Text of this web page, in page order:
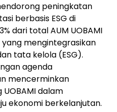
peningkatan
berbasis ESG di
dari total AUM UOBAMI
mengintegrasikan
tata kelola (ESG).
agenda
mencerminkan
dalam
ekonomi berkelanjutan.